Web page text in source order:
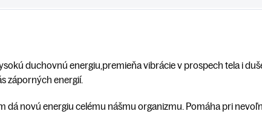
duchovnú energiu,premieňa vibrácie v prospech tela i
záporných energií.
dá novú energiu celému nášmu organizmu. Pomáha pri